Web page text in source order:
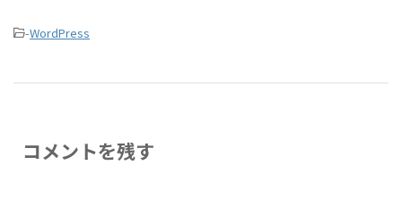
-WordPress
コメントを残す